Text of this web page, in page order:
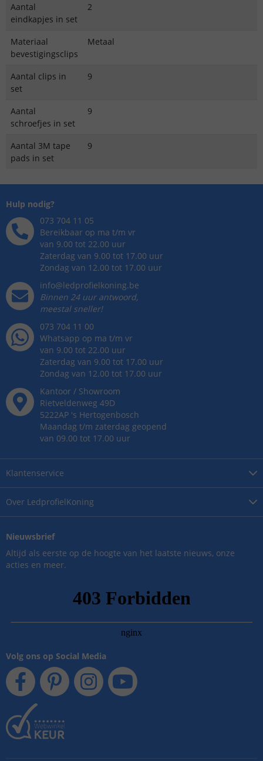
Aantal
eindkapjes in set
2
Materiaal
bevestigingsclips
Metaal
Aantal clips in
set
9
Aantal
schroefjes in set
9
Aantal 3M tape
pads in set
9
Over LedprofielKoning
Klantenservice
Hulp nodig?
073 704 11 05
Bereikbaar op ma t/m vr
van 9.00 tot 22.00 uur
Zaterdag van 9.00 tot 17.00 uur
Zondag van 12.00 tot 17.00 uur
info@ledprofielkoning.be
Binnen 24 uur antwoord,
meestal sneller!
073 704 11 00
Whatsapp op ma t/m vr
van 9.00 tot 22.00 uur
Zaterdag van 9.00 tot 17.00 uur
Zondag van 12.00 tot 17.00 uur
Kantoor / Showroom
Rietveldenweg 49D
5222AP 's Hertogenbosch
Maandag t/m zaterdag geopend
van 09.00 tot 17.00 uur
Nieuwsbrief
Altijd als eerste op de hoogte van het laatste nieuws, onze
acties en meer.
Volg ons op Social Media